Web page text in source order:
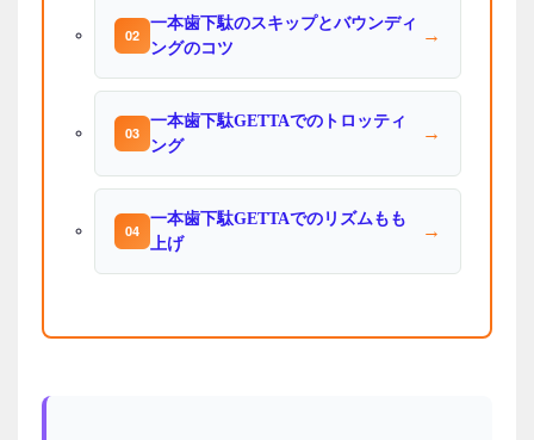
02
一本歯下駄のスキップとバウンディ
ングのコツ
→
03
一本歯下駄GETTAでのトロッティ
ング
→
04
一本歯下駄GETTAでのリズムもも
上げ
→